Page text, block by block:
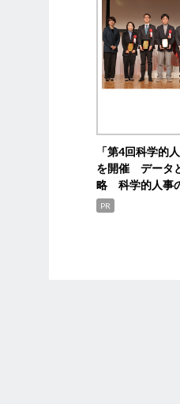
「第4回科学的
を開催 データ
略 科学的人事
PR